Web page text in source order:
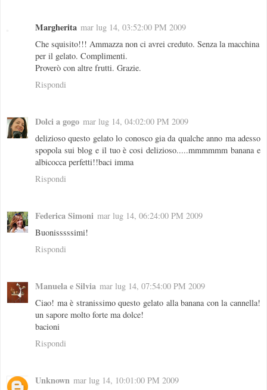
Margherita mar lug 14, 03:52:00 PM 2009
Che squisito!!! Ammazza non ci avrei creduto. Senza la macchina
per il gelato. Complimenti.
Proverò con altre frutti. Grazie.
Rispondi
Dolci a gogo mar lug 14, 04:02:00 PM 2009
delizioso questo gelato lo conosco gia da qualche anno ma adesso
spopola sui blog e il tuo è cosi delizioso.....mmmmmm banana e
albicocca perfetti!!baci imma
Rispondi
Federica Simoni mar lug 14, 06:24:00 PM 2009
Buonisssssimi!
Rispondi
Manuela e Silvia mar lug 14, 07:54:00 PM 2009
Ciao! ma è stranissimo questo gelato alla banana con la cannella!
un sapore molto forte ma dolce!
bacioni
Rispondi
Unknown mar lug 14, 10:01:00 PM 2009